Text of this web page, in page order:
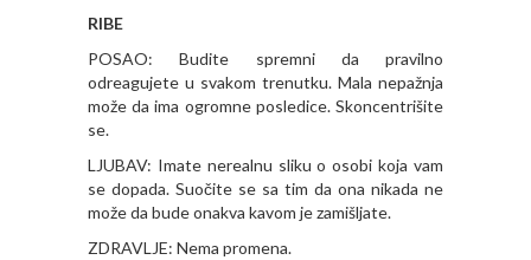
RIBE
POSAO: Budite spremni da pravilno
odreagujete u svakom trenutku. Mala nepažnja
može da ima ogromne posledice. Skoncentrišite
se.
LJUBAV: Imate nerealnu sliku o osobi koja vam
se dopada. Suočite se sa tim da ona nikada ne
može da bude onakva kavom je zamišljate.
ZDRAVLJE: Nema promena.